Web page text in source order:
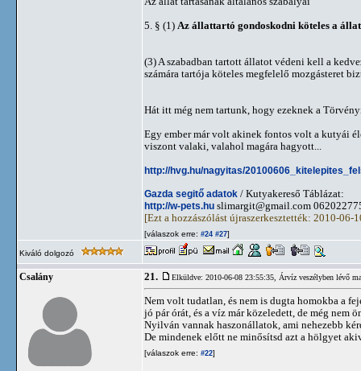
5. § (1) Az állattartó gondoskodni köteles a
(3) A szabadban tartott állatot védeni kell a
számára tartója köteles megfelelő mozgásteret
Hát itt még nem tartunk, hogy ezeknek a
Egy ember már volt akinek fontos volt a kutyái
viszont valaki, valahol magára hagyott...
http://hvg.hu/nagyitas/
Gazda segitő adatok / Kutyakereső Táblázat:
http://w-pets.hu slimargit@gmail.com
[Ezt a hozzászólást újraszerkesztették: 2010-06-
[válaszok erre: #24 #27]
Kiváló dolgozó
Csalány 21. Elküldve: 2010-06-08 23:55:35, Árvíz veszélyben lévő
Nem volt tudatlan, és nem is dugta homokba a
jó pár órát, és a víz már közeledett, de még
Nyilván vannak haszonállatok, ami nehezebb
De mindenek előtt ne minősítsd azt a hölgyet
[válaszok erre: #22]